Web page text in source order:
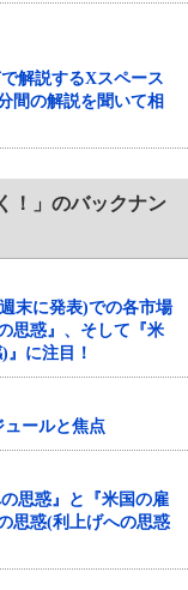
解説するXスペース
間の解説を聞いて相
！」のバックナン
末に発表)での各市場
思惑』、そして『米
に注目！
ュールと焦点
思惑』と『米国の雇
思惑(利上げへの思惑